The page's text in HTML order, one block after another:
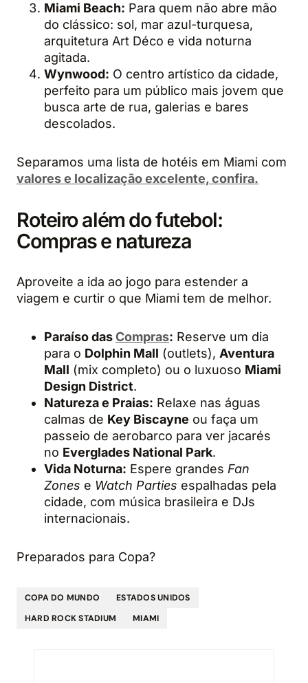
Miami Beach: Para quem não abre mão
do clássico: sol, mar azul-turquesa,
arquitetura Art Déco e vida noturna
agitada.
Wynwood: O centro artístico da cidade,
perfeito para um público mais jovem que
busca arte de rua, galerias e bares
descolados.
Separamos uma lista de hotéis em Miami com
valores e localização excelente, confira.
Roteiro além do futebol:
Compras e natureza
Aproveite a ida ao jogo para estender a
viagem e curtir o que Miami tem de melhor.
Paraíso dasCompras: Reserve um dia
para o Dolphin Mall (outlets), Aventura
Mall (mix completo) ou o luxuoso Miami
Design District.
Natureza e Praias: Relaxe nas águas
calmas de Key Biscayne ou faça um
passeio de aerobarco para ver jacarés
no Everglades National Park.
Vida Noturna: Espere grandes Fan
Zones e Watch Parties espalhadas pela
cidade, com música brasileira e DJs
internacionais.
Preparados para Copa?
COPA DO MUNDO
ESTADOS UNIDOS
HARD ROCK STADIUM
MIAMI